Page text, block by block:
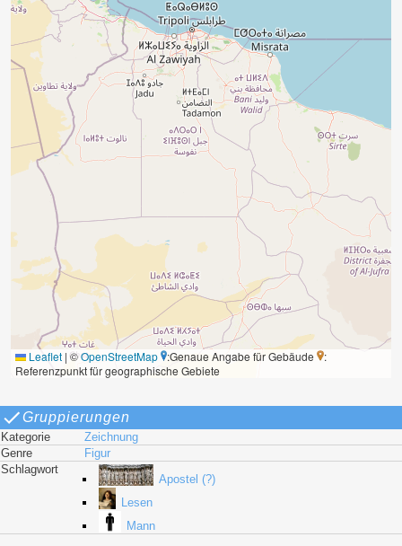
Leaflet | ©OpenStreetMap :Genaue Angabe für Gebäude :
Referenzpunkt für geographische Gebiete
Gruppierungen
Kategorie
Zeichnung
Genre
Figur
Schlagwort
Apostel (?)
Lesen
Mann